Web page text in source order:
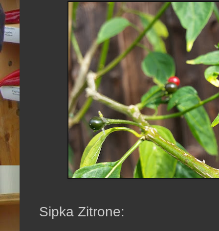
Sipka Zitrone: